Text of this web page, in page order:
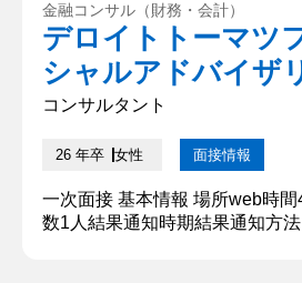
しくお願いいたします。 【深掘
規模と、その中での役割はなん
回答】 全部で...
金融コンサル（財務・会計）
デロイトトーマツ
シャルアドバイザ
コンサルタント
26 年卒 女性 面接情報
一次面接 基本情報 場所web時
数1人結果通知時期結果通知方